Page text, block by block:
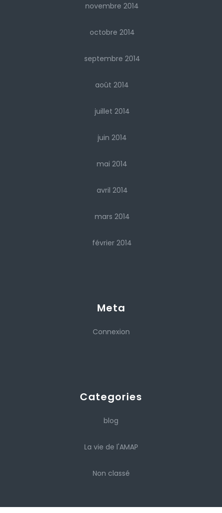
novembre 2014
octobre 2014
septembre 2014
août 2014
juillet 2014
juin 2014
mai 2014
avril 2014
mars 2014
février 2014
Meta
Connexion
Categories
blog
La vie de l'AMAP
Non classé